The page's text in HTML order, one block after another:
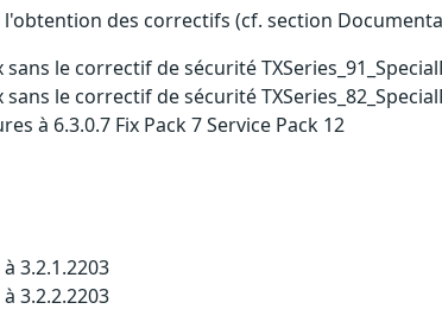
des correctifs (cf. section
le correctif de sécurité
le correctif de sécurité
à 6.3.0.7 Fix Pack 7 Service Pack 12
3.2.1.2203
3.2.2.2203